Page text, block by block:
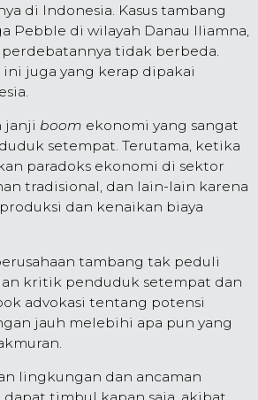
di Indonesia. Kasus tambang
Pebble di wilayah Danau Iliamna,
perdebatannya tidak berbeda.
juga yang kerap dipakai
janji boom ekonomi yang sangat
setempat. Terutama, ketika
paradoks ekonomi di sektor
tradisional, dan lain-lain karena
dan kenaikan biaya
tambang tak peduli
kritik penduduk setempat dan
advokasi tentang potensi
jauh melebihi apa pun yang
lingkungan dan ancaman